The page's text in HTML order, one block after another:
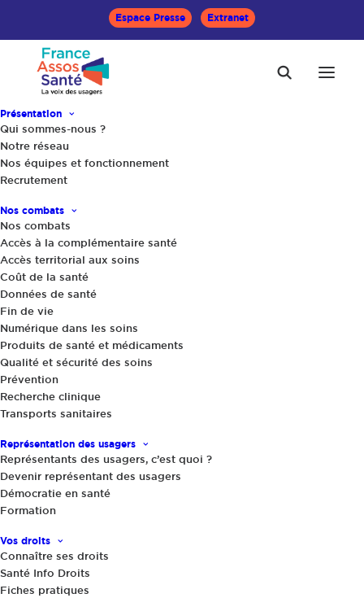
Espace Presse Extranet
Présentation
Qui sommes-nous ?
Notre réseau
Nos équipes et fonctionnement
Recrutement
Nos combats
Nos combats
Accès à la complémentaire santé
Accès territorial aux soins
Coût de la santé
Données de santé
Fin de vie
Numérique dans les soins
Produits de santé et médicaments
Qualité et sécurité des soins
Prévention
Recherche clinique
Transports sanitaires
Représentation des usagers
Représentants des usagers, c’est quoi ?
Devenir représentant des usagers
Démocratie en santé
Formation
Vos droits
Connaître ses droits
Santé Info Droits
Fiches pratiques
ACCOMPAGNER
Accueil Catalogue des formations
Pratiquer l’éducation
thérapeutique du patient
Je suis bénévole d’une association de patients. Je
souhaite m’investir dans l’accompagnement des
patients, en éducation thérapeutique en lien avec des
personnels soignants. Comment participer à un
programme en l’inscrivant dans une logique de
promotion de la santé ?
Présentiel
OBJECTIFS PÉDAGOGIQUES
- Intervenir dans un programme d’éducation